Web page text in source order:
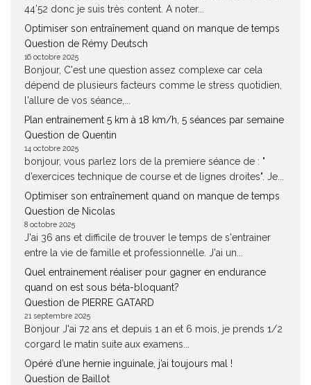
44’52 donc je suis très content. A noter...
Optimiser son entraînement quand on manque de temps
Question de Rémy Deutsch
16 octobre 2025
Bonjour, C'est une question assez complexe car cela
dépend de plusieurs facteurs comme le stress quotidien,
l'allure de vos séance,...
Plan entrainement 5 km à 18 km/h, 5 séances par semaine
Question de Quentin
14 octobre 2025
bonjour, vous parlez lors de la premiere séance de : "
d’exercices technique de course et de lignes droites". Je...
Optimiser son entraînement quand on manque de temps
Question de Nicolas
8 octobre 2025
J'ai 36 ans et difficile de trouver le temps de s'entrainer
entre la vie de famille et professionnelle. J'ai un...
Quel entrainement réaliser pour gagner en endurance
quand on est sous béta-bloquant?
Question de PIERRE GATARD
21 septembre 2025
Bonjour J'ai 72 ans et depuis 1 an et 6 mois, je prends 1/2
corgard le matin suite aux examens...
Opéré d’une hernie inguinale, j’ai toujours mal !
Question de Baillot